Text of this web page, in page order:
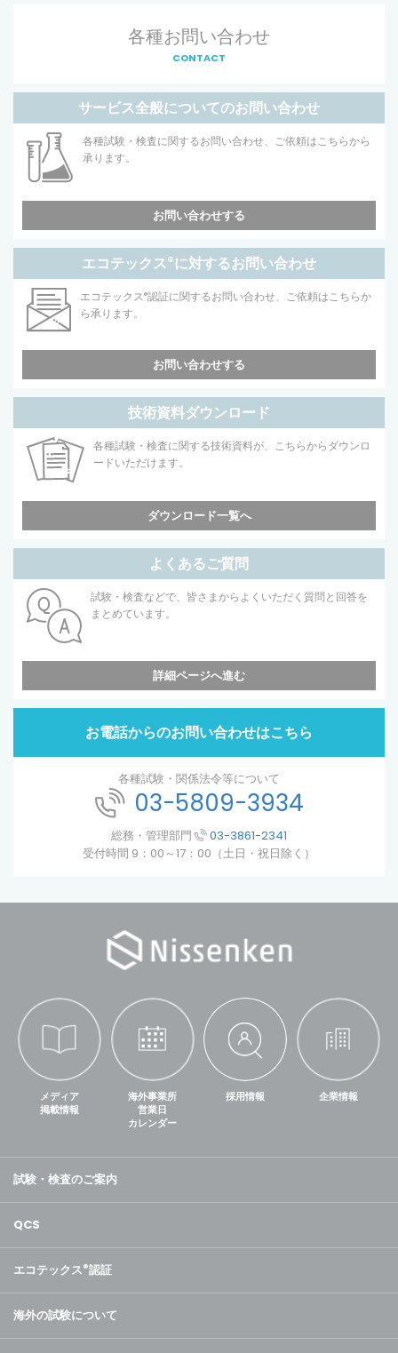
各種お問い合わせ
CONTACT
サービス全般についてのお問い合わせ
各種試験・検査に関するお問い合わせ、ご依頼はこちらから
承ります。
お問い合わせする
エコテックス®に対するお問い合わせ
エコテックス®認証に関するお問い合わせ、ご依頼はこちらか
ら承ります。
お問い合わせする
技術資料ダウンロード
各種試験・検査に関する技術資料が、こちらからダウンロ
ードいただけます。
ダウンロード一覧へ
よくあるご質問
試験・検査などで、皆さまからよくいただく質問と回答を
まとめています。
詳細ページへ進む
お電話からのお問い合わせはこちら
各種試験・関係法令等について
03-5809-3934
総務・管理部門
03-3861-2341
受付時間 9：00～17：00（土日・祝日除く）
メディア
掲載情報
海外事業所
営業日
カレンダー
採用情報 企業情報
試験・検査のご案内
QCS
エコテックス®認証
海外の試験について